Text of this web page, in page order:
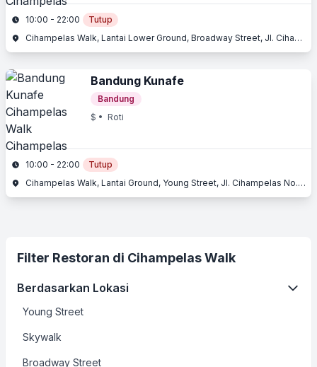
10:00 - 22:00
Tutup
Cihampelas Walk, Lantai Lower Ground, Broadway Street, Jl. Cihampelas No. 160, Cihampelas, Bandung, Jawa Barat
Bandung Kunafe
Bandung
$ • Roti
10:00 - 22:00
Tutup
Cihampelas Walk, Lantai Ground, Young Street, Jl. Cihampelas No. 160, Cihampelas, Bandung, Jawa Barat
Filter Restoran di Cihampelas Walk
Berdasarkan Lokasi
Young Street
Skywalk
Broadway Street